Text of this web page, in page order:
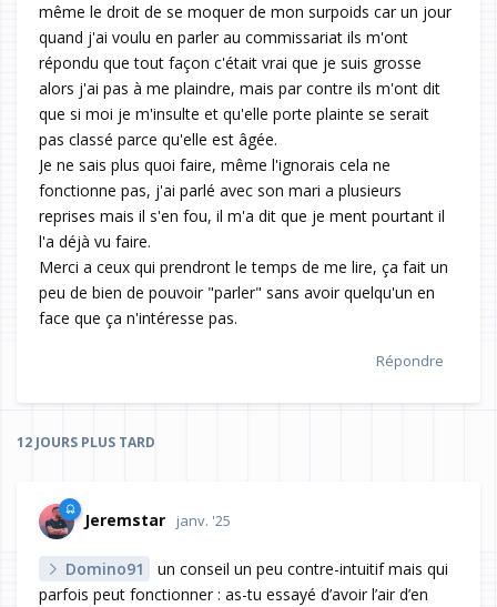
même le droit de se moquer de mon surpoids car un jour
quand j'ai voulu en parler au commissariat ils m'ont
répondu que tout façon c'était vrai que je suis grosse
alors j'ai pas à me plaindre, mais par contre ils m'ont dit
que si moi je m'insulte et qu'elle porte plainte se serait
pas classé parce qu'elle est âgée.
Je ne sais plus quoi faire, même l'ignorais cela ne
fonctionne pas, j'ai parlé avec son mari a plusieurs
reprises mais il s'en fou, il m'a dit que je ment pourtant il
l'a déjà vu faire.
Merci a ceux qui prendront le temps de me lire, ça fait un
peu de bien de pouvoir "parler" sans avoir quelqu'un en
face que ça n'intéresse pas.
Répondre
12 JOURS PLUS TARD
Jeremstar janv. '25
Domino91
un conseil un peu contre-intuitif mais qui
parfois peut fonctionner : as-tu essayé d’avoir l’air d’en